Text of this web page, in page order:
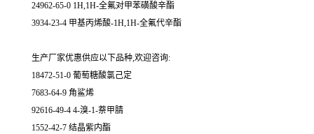
24962-65-0 1H,1H-全氟对甲苯磺酸辛酯
3934-23-4 甲基丙烯酸-1H,1H-全氟代辛酯
生产厂家优惠供应以下品种,欢迎咨询:
18472-51-0 葡萄糖酸氯己定
7683-64-9 角鲨烯
92616-49-4 4-溴-1-萘甲腈
1552-42-7 结晶紫内酯